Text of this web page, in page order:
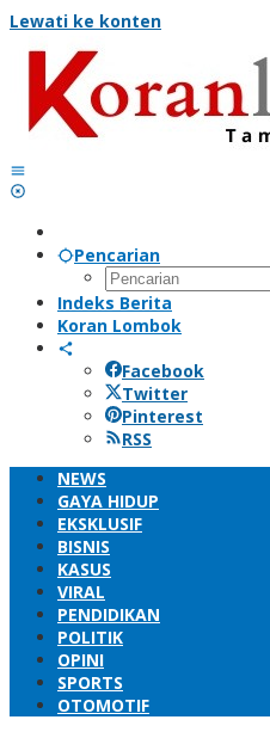
Lewati ke konten
Pencarian
Indeks Berita
Koran Lombok
Facebook
Twitter
Pinterest
RSS
NEWS
GAYA HIDUP
EKSKLUSIF
BISNIS
KASUS
VIRAL
PENDIDIKAN
POLITIK
OPINI
SPORTS
OTOMOTIF